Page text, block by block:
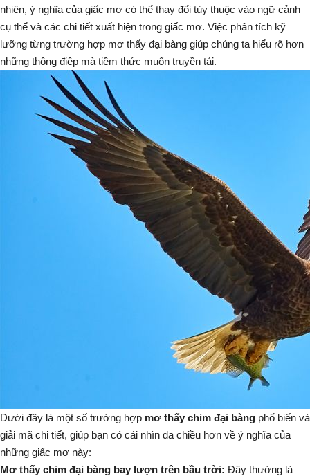
nhiên, ý nghĩa của giấc mơ có thể thay đổi tùy thuộc vào ngữ cảnh
cụ thể và các chi tiết xuất hiện trong giấc mơ. Việc phân tích kỹ
lưỡng từng trường hợp mơ thấy đại bàng giúp chúng ta hiểu rõ hơn
những thông điệp mà tiềm thức muốn truyền tải.
Dưới đây là một số trường hợp mơ thấy chim đại bàng phổ biến và
giải mã chi tiết, giúp bạn có cái nhìn đa chiều hơn về ý nghĩa của
những giấc mơ này:
Mơ thấy chim đại bàng bay lượn trên bầu trời: Đây thường là